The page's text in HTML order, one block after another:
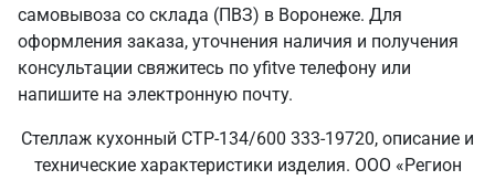
самовывоза со склада (ПВЗ) в Воронеже. Для
оформления заказа, уточнения наличия и получения
консультации свяжитесь по yfitve телефону или
напишите на электронную почту.
Стеллаж кухонный СТР-134/600 333-19720, описание и
технические характеристики изделия. ООО «Регион